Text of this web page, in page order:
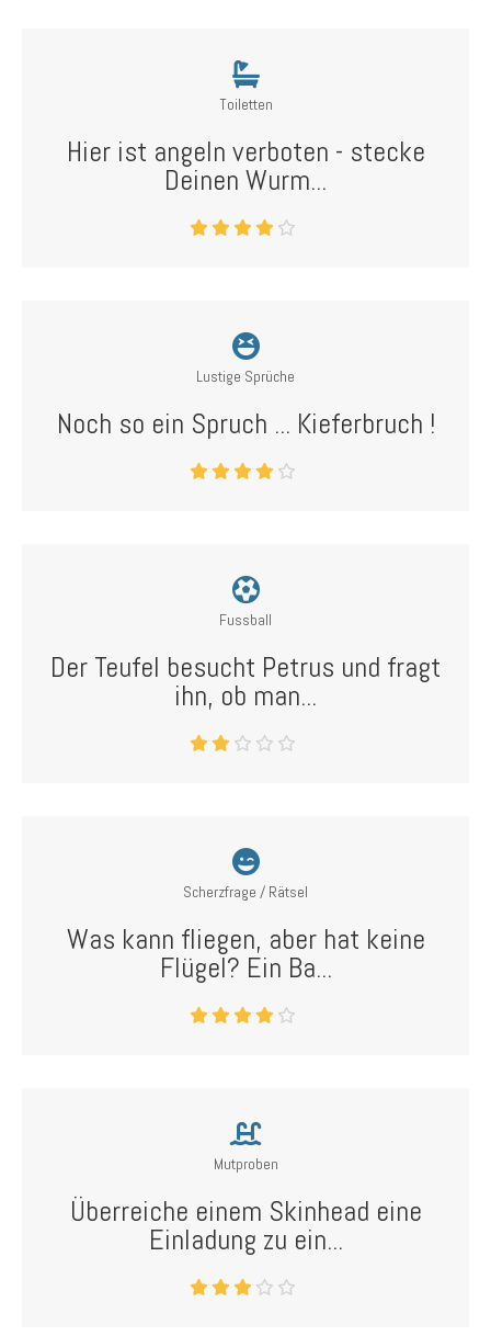
Toiletten
Hier ist angeln verboten - stecke
Deinen Wurm...
Lustige Sprüche
Noch so ein Spruch ... Kieferbruch !
Fussball
Der Teufel besucht Petrus und fragt
ihn, ob man...
Scherzfrage / Rätsel
Was kann fliegen, aber hat keine
Flügel? Ein Ba...
Mutproben
Überreiche einem Skinhead eine
Einladung zu ein...